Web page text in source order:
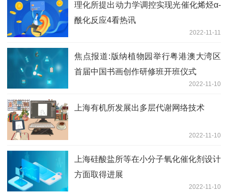
理化所提出动力学调控实现光催化烯烃α-
酰化反应4看热讯
2022-11-11
焦点报道:版纳植物园举行粤港澳大湾区
首届中国书画创作研修班开班仪式
2022-11-10
上海有机所发展出多层代谢网络技术
2022-11-10
上海硅酸盐所等在小分子氧化催化剂设计
方面取得进展
2022-11-10